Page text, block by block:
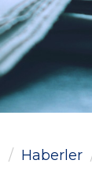
Haberler